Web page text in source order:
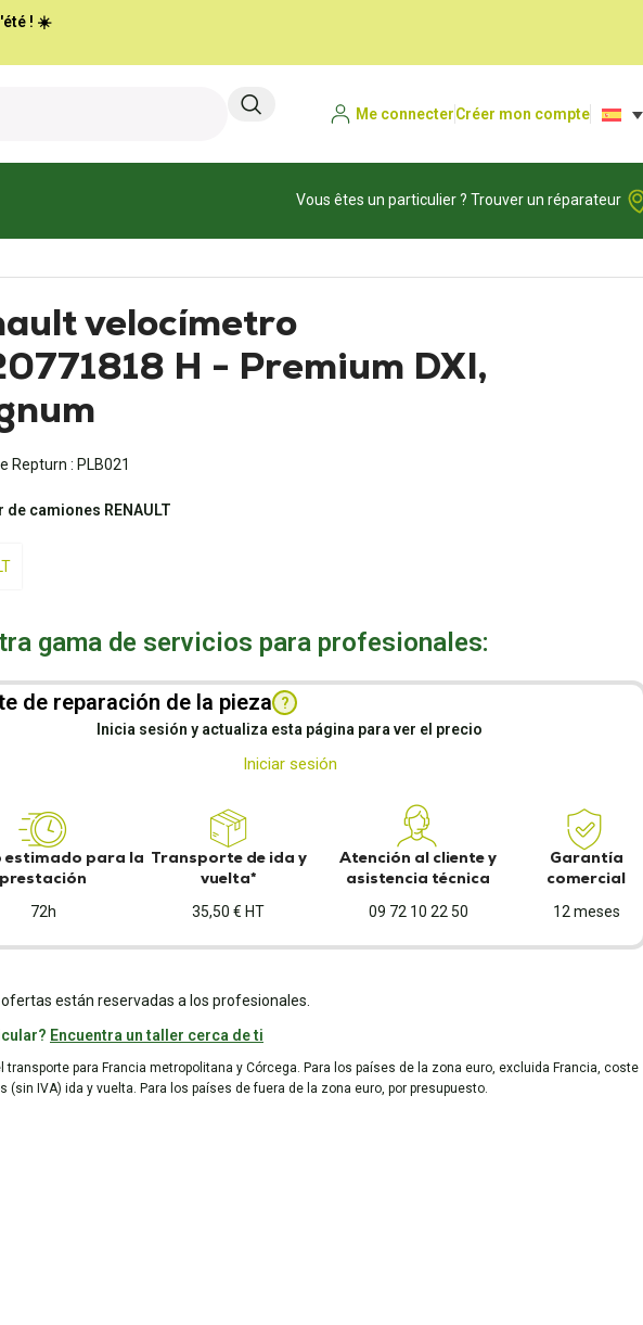
! ☀️
Me connecterCréer mon compte
Vous êtes un particulier ? Trouver un réparateur
velocímetro
H - Premium DXI,
Repturn : PLB021
de camiones RENAULT
gama de servicios para profesionales:
de reparación de la pieza ?
Inicia sesión y actualiza esta página para ver el precio
Iniciar sesión
estimado para la
prestación
72h
Transporte de ida y
vuelta*
35,50 € HT
Atención al cliente y
asistencia técnica
09 72 10 22 50
Garantía
comercial
12 meses
están reservadas a los profesionales.
Encuentra un taller cerca de ti
transporte para Francia metropolitana y Córcega. Para los países de la zona euro, excluida Francia, coste
(sin IVA) ida y vuelta. Para los países de fuera de la zona euro, por presupuesto.